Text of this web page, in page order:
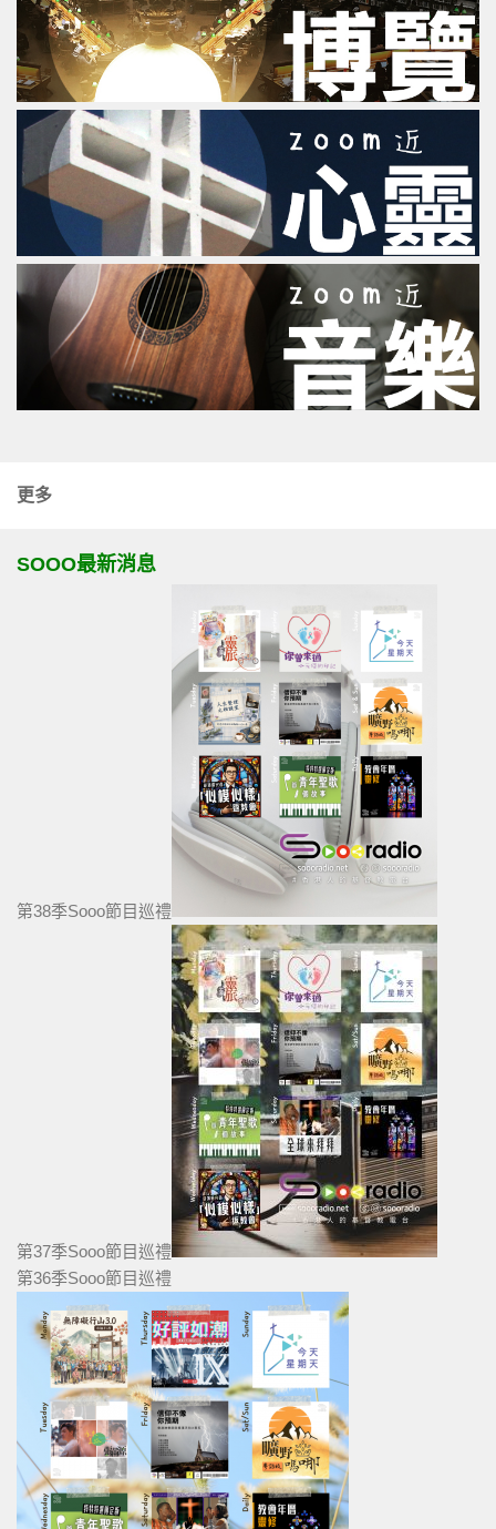
更多
SOOO最新消息
第38季Sooo節目巡禮
第37季Sooo節目巡禮
第36季Sooo節目巡禮